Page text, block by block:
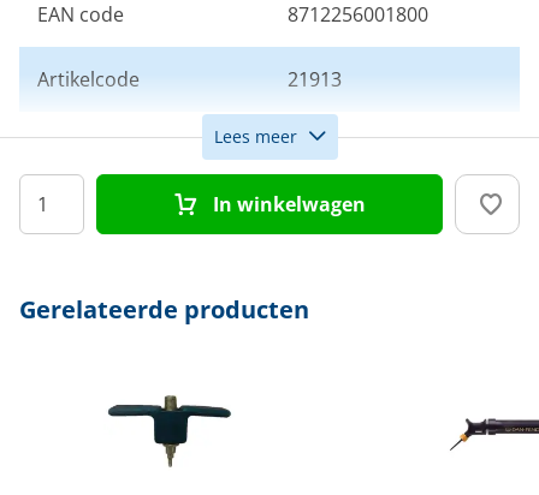
EAN code 8712256001800
Artikelcode 21913
Kleur Navy
Lees meer
In winkelwagen
Gerelateerde producten